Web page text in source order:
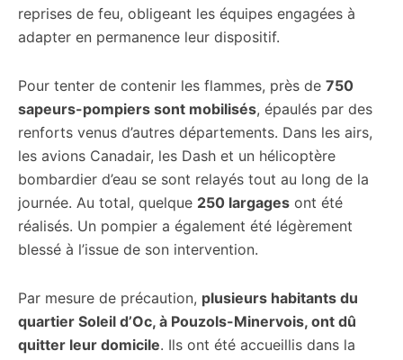
reprises de feu, obligeant les équipes engagées à
adapter en permanence leur dispositif.
Pour tenter de contenir les flammes, près de 750
sapeurs-pompiers sont mobilisés, épaulés par des
renforts venus d’autres départements. Dans les airs,
les avions Canadair, les Dash et un hélicoptère
bombardier d’eau se sont relayés tout au long de la
journée. Au total, quelque 250 largages ont été
réalisés. Un pompier a également été légèrement
blessé à l’issue de son intervention.
Par mesure de précaution, plusieurs habitants du
quartier Soleil d’Oc, à Pouzols-Minervois, ont dû
quitter leur domicile. Ils ont été accueillis dans la